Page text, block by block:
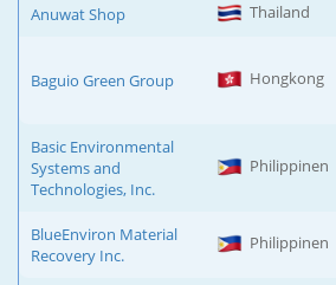
Anuwat Shop Thailand
Baguio Green Group Hongkong
Basic Environmental
Systems and
Technologies, Inc.
Philippinen
BlueEnviron Material
Recovery Inc.
Philippinen